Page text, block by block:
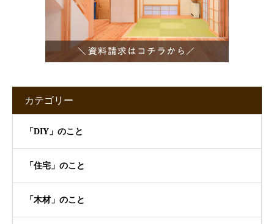
カテゴリー
「DIY」のこと
「住宅」のこと
「木材」のこと